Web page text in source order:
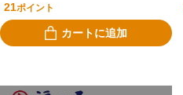
21ポイント
カートに追加